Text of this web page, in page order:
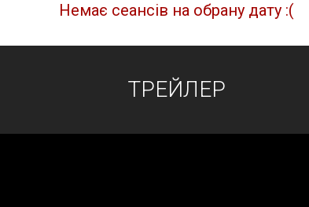
Немає сеансів на обрану дату :(
ТРЕЙЛЕР